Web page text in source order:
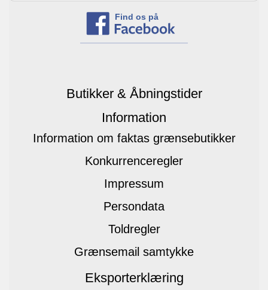
Find os på
Butikker & Åbningstider
Information
Information om faktas grænsebutikker
Konkurrenceregler
Impressum
Persondata
Toldregler
Grænsemail samtykke
Eksporterklæring